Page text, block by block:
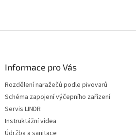
Informace pro Vás
Rozdělení naražečů podle pivovarů
Schéma zapojení výčepního zařízení
Servis LINDR
Instruktážní videa
Údržba a sanitace